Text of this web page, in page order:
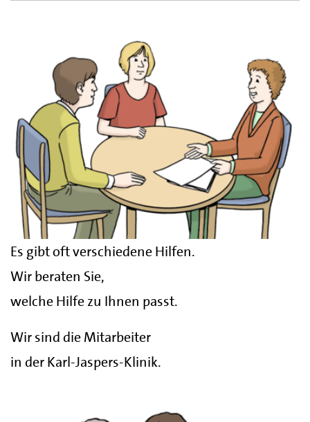
Es gibt oft verschiedene Hilfen.
Wir beraten Sie,
welche Hilfe zu Ihnen passt.
Wir sind die Mitarbeiter
in der Karl-Jaspers-Klinik.